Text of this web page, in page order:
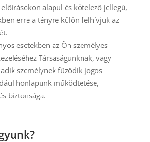
alapul és kötelező jellegű,
erre a tényre külön felhívjuk az
esetekben az Ön személyes
Társaságunknak, vagy
személynek fűződik jogos
honlapunk működtetése,
biztonsága.